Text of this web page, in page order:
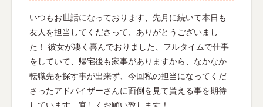
いつもお世話になっております、先月に続いて本日も
友人を担当してくださって、ありがとうございまし
た！ 彼女が凄く喜んでおりました、フルタイムで仕事
をしていて、帰宅後も家事がありますから、なかなか
転職先を探す事が出来ず、今回私の担当になってくだ
さったアドバイザーさんに面倒を見て貰える事を期待